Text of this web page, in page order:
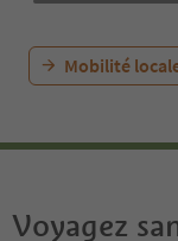
Mobilité
Voyagez